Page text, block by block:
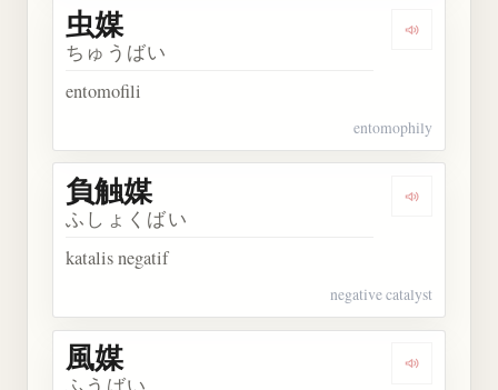
Dengarkan
虫媒
ちゅうばい
entomofili
entomophily
Dengarkan
負触媒
ふしょくばい
katalis negatif
negative catalyst
Dengarkan
風媒
ふうばい